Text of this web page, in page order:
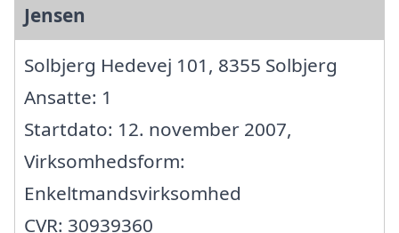
Jensen
Solbjerg Hedevej 101, 8355 Solbjerg
Ansatte: 1
Startdato: 12. november 2007,
Virksomhedsform:
Enkeltmandsvirksomhed
CVR: 30939360